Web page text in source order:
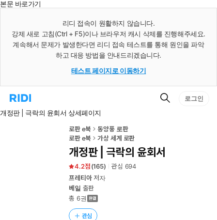
본문 바로가기
리디 접속이 원활하지 않습니다.
강제 새로 고침(Ctrl + F5)이나 브라우저 캐시 삭제를 진행해주세요.
계속해서 문제가 발생한다면 리디 접속 테스트를 통해 원인을 파악
하고 대응 방법을 안내드리겠습니다.
테스트 페이지로 이동하기
리
홈
검
로그인
개정판 | 극락의 윤회서 상세페이지
로판 e북
동양풍 로판
로판 e북
가상 세계 로판
개정판 | 극락의 윤회서
4.2 (165) 관심 694
프레티아저자
베일 출판
총 6권
관심